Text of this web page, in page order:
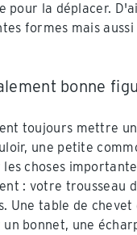
la déplacer.
formes mais aussi
bonne
toujours mettre
une petite
choses
: votre trousseau
Une table de chevet
bonnet, une